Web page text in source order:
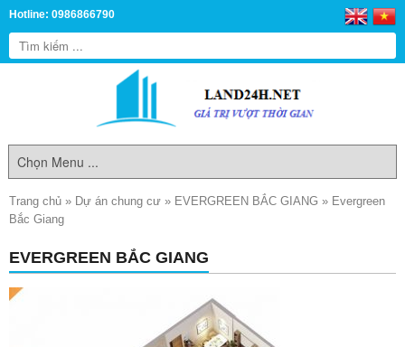
Hotline: 0986866790
Trang chủ » Dự án chung cư » EVERGREEN BẮC GIANG » Evergreen
Bắc Giang
EVERGREEN BẮC GIANG